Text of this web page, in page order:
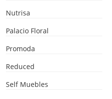
Nutrisa
Palacio Floral
Promoda
Reduced
Self Muebles